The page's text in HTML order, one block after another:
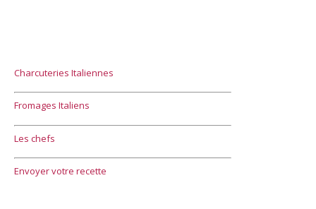
Charcuteries Italiennes
Fromages Italiens
Les chefs
Envoyer votre recette